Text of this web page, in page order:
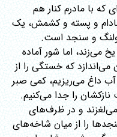
با مادرم کنار هم
و پسته و کشمش، یک
و سنجد است.
اما شور آماده
که خستگی را از
آب داغ می‌ریزیم، کمی صبر
را جدا می‌کنیم.
و در ظرف‌های
را از میان شاخه‌های